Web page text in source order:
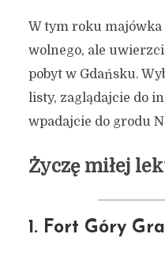
W tym roku
wolnego, ale
pobyt w Gdańsku.
listy, zaglądajcie do
wpadajcie do grodu
Życzę miłej
1. Fort Góry